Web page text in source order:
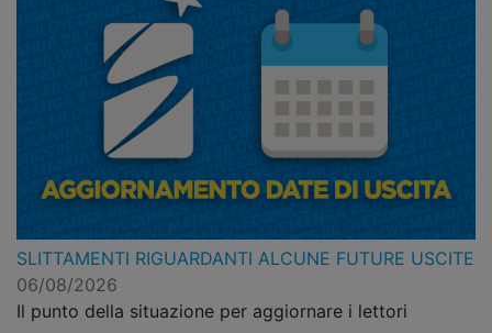
SLITTAMENTI RIGUARDANTI ALCUNE FUTURE USCITE
06/08/2026
Il punto della situazione per aggiornare i lettori